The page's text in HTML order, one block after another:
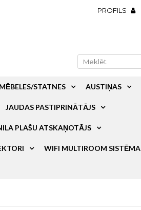
PROFILS
STATNES AUSTIŅAS
JAUDAS PASTIPRINĀTĀJS
PLAŠU ATSKAŅOTĀJS
WIFI MULTIROOM SISTĒMA